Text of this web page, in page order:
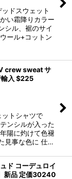
ドスウェット
い霜降りカラー
シル、裾のサイ
ール+コットン
crew sweat サ
輸入 $225
ットシャツで
ンシルが入った
陽に灼けて色褪
見事な色に 仕…
ド コーデュロイ
新品 定価30240